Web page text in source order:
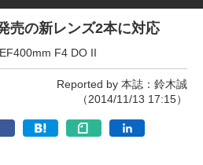
売の新レンズ2本に対応
F4 DO II
Reported by 本誌：鈴木誠
（2014/11/13 17:15）